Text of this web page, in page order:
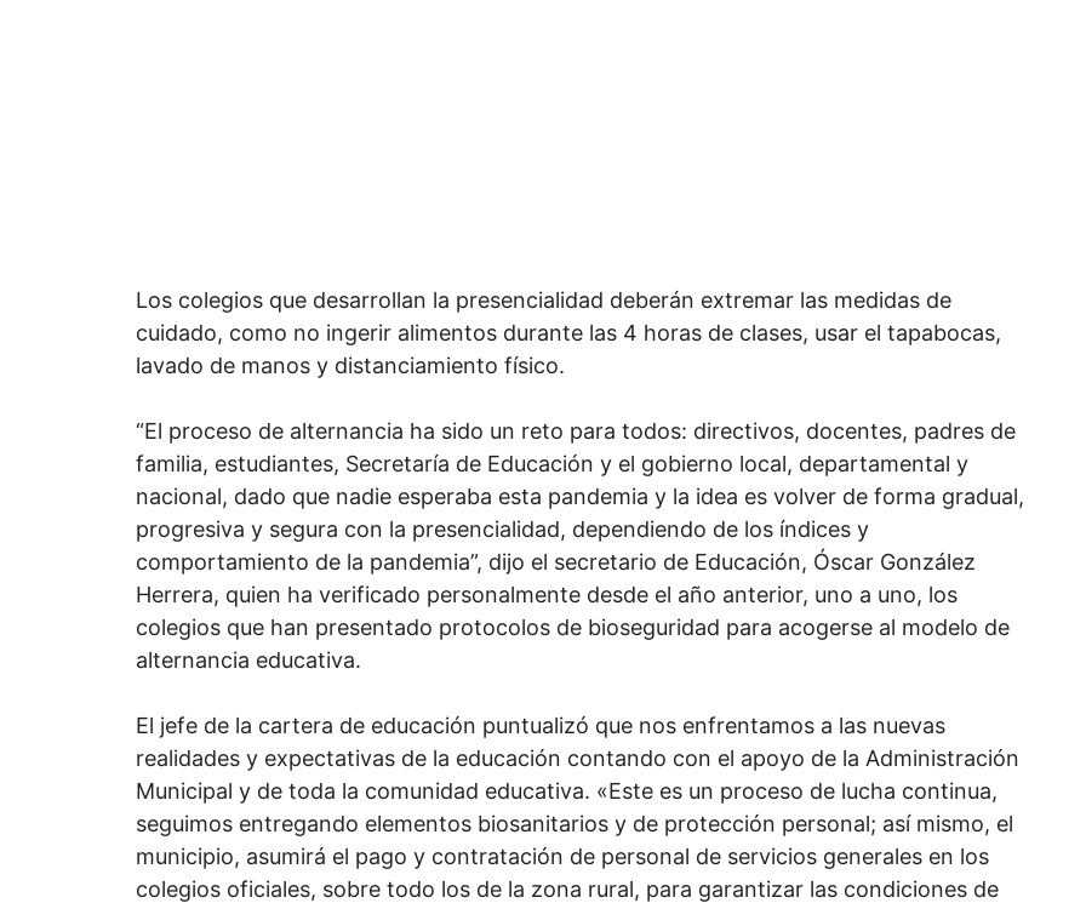
Los colegios que desarrollan la presencialidad deberán extremar las medidas de
cuidado, como no ingerir alimentos durante las 4 horas de clases, usar el tapabocas,
lavado de manos y distanciamiento físico.
“El proceso de alternancia ha sido un reto para todos: directivos, docentes, padres de
familia, estudiantes, Secretaría de Educación y el gobierno local, departamental y
nacional, dado que nadie esperaba esta pandemia y la idea es volver de forma gradual,
progresiva y segura con la presencialidad, dependiendo de los índices y
comportamiento de la pandemia”, dijo el secretario de Educación, Óscar González
Herrera, quien ha verificado personalmente desde el año anterior, uno a uno, los
colegios que han presentado protocolos de bioseguridad para acogerse al modelo de
alternancia educativa.
El jefe de la cartera de educación puntualizó que nos enfrentamos a las nuevas
realidades y expectativas de la educación contando con el apoyo de la Administración
Municipal y de toda la comunidad educativa. «Este es un proceso de lucha continua,
seguimos entregando elementos biosanitarios y de protección personal; así mismo, el
municipio, asumirá el pago y contratación de personal de servicios generales en los
colegios oficiales, sobre todo los de la zona rural, para garantizar las condiciones de